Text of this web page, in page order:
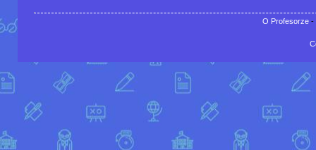
O Profesorze-